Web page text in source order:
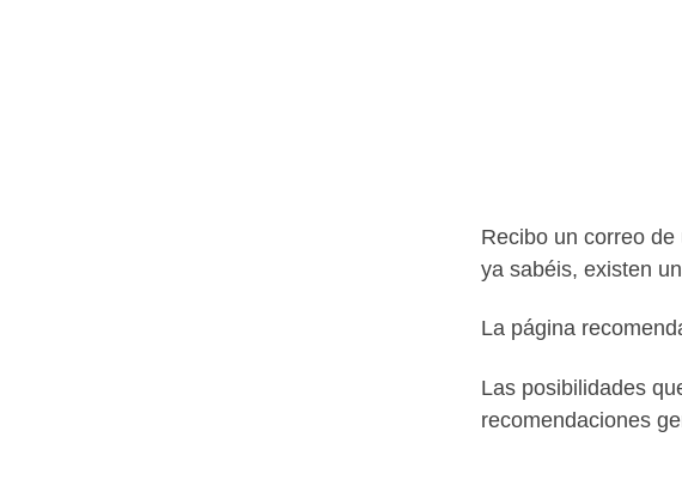
Recibo un correo
ya sabéis, existen
La página
Las posibilidades
recomendaciones